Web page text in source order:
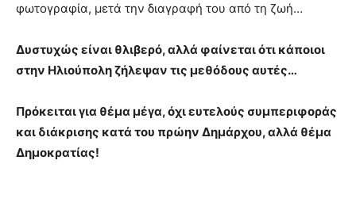
φωτογραφία, μετά την διαγραφή του από τη ζωή…
Δυστυχώς είναι θλιβερό, αλλά φαίνεται ότι κάποιοι
στην Ηλιούπολη ζήλεψαν τις μεθόδους αυτές…
Πρόκειται για θέμα μέγα, όχι ευτελούς συμπεριφοράς
και διάκρισης κατά του πρώην Δημάρχου, αλλά θέμα
Δημοκρατίας!